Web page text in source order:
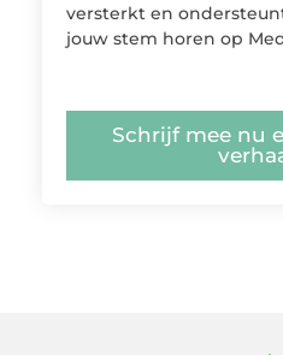
versterkt en
jouw stem horen op
Schrijf mee nu